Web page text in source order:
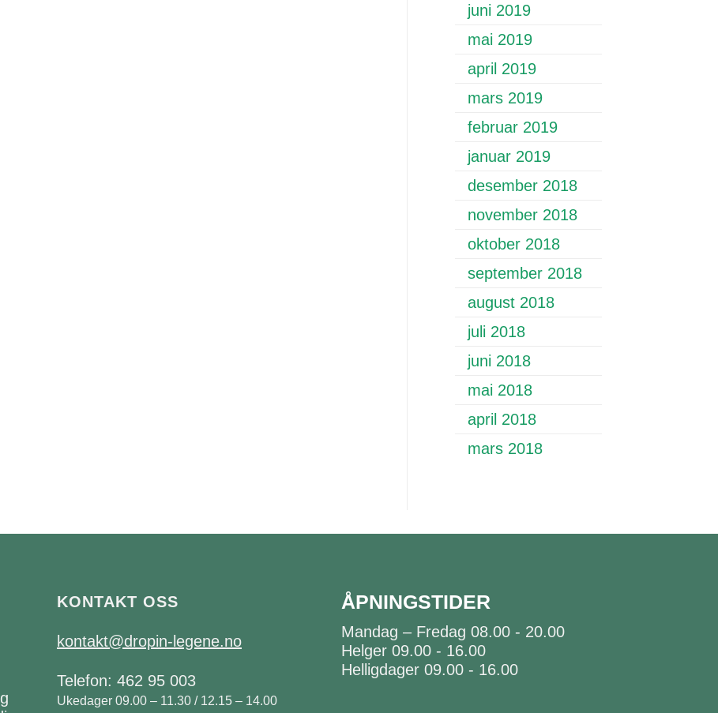
juni 2019
mai 2019
april 2019
mars 2019
februar 2019
januar 2019
desember 2018
november 2018
oktober 2018
september 2018
august 2018
juli 2018
juni 2018
mai 2018
april 2018
mars 2018
KONTAKT OSS
kontakt@dropin-legene.no
Telefon: 462 95 003
Ukedager 09.00 – 11.30 / 12.15 – 14.00
ÅPNINGSTIDER
Mandag – Fredag 08.00 - 20.00
Helger 09.00 - 16.00
Helligdager 09.00 - 16.00